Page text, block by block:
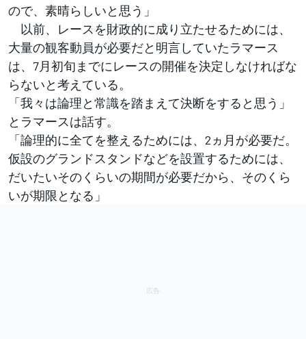
ので、素晴らしいと思う」
以前、レースを財政的に成り立たせるためには、
大量の観客動員が必要だと明言していたラマース
は、7月初旬までにレースの開催を決定しなければな
らないと考えている。
「我々は論理と常識を踏まえて決断をすると思う」
とラマースは話す。
「論理的に全てを整えるためには、2ヵ月が必要だ。
仮設のグランドスタンドなどを設置するためには、
だいたいそのくらいの期間が必要だから、そのくら
いが期限となる」